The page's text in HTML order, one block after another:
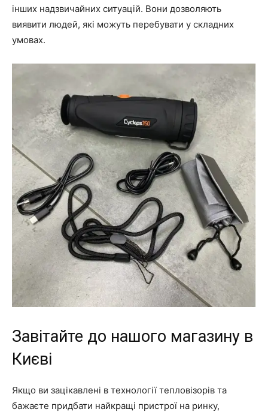
інших надзвичайних ситуацій. Вони дозволяють
виявити людей, які можуть перебувати у складних
умовах.
Завітайте до нашого магазину в
Києві
Якщо ви зацікавлені в технології тепловізорів та
бажаєте придбати найкращі пристрої на ринку,